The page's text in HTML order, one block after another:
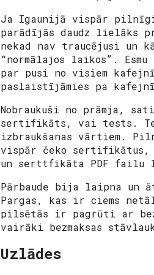
Ja Igaunijā vispār pilnīgi
parādījās daudz lielāks
nekad nav traucējusi un
“normālajos laikos”.
par pusi no visiem
paslaistījāmies pa
Nobraukuši no prāmja,
sertifikāts, vai tests.
izbraukšanas vārtiem.
vispār čeko sertifikātus,
un serttfikāta PDF failu
Pārbaude bija laipna
Pargas, kas ir ciems
pilsētās ir pagrūti ar
vairāki bezmaksas
Uzlādes